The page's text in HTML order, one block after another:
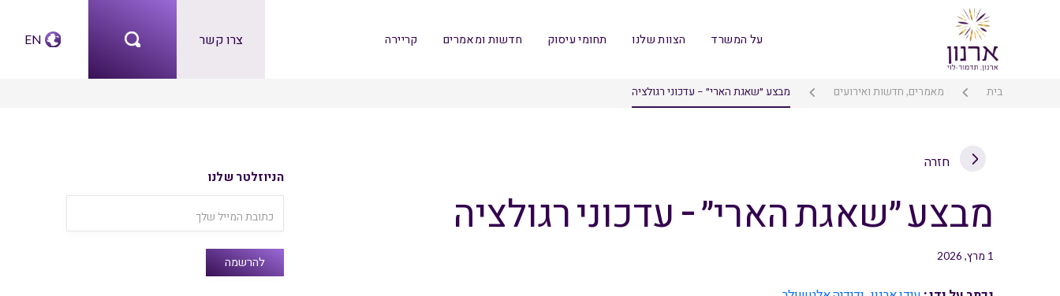
על המשרד הצוות שלנו תחומי עיסוק חדשות ומאמרים קריירה צרו קשר EN
בית מאמרים, חדשות ואירועים מבצע ״שאגת הארי״ – עדכוני רגולציה
חזרה
מבצע ״שאגת הארי״ – עדכוני רגולציה
1 מרץ, 2026
הניוזלטר שלנו